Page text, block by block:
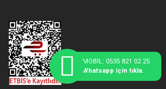
MOBİL: 0535 821 02 25
Whatsapp için tıkla.